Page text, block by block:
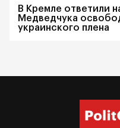
В Кремле ответили
Медведчука
украинского плена